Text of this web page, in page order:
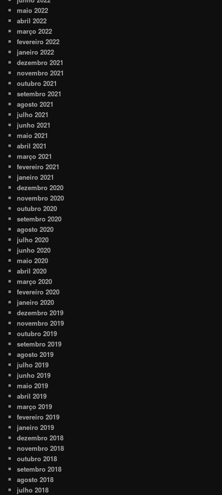
maio 2022
abril 2022
março 2022
fevereiro 2022
janeiro 2022
dezembro 2021
novembro 2021
outubro 2021
setembro 2021
agosto 2021
julho 2021
junho 2021
maio 2021
abril 2021
março 2021
fevereiro 2021
janeiro 2021
dezembro 2020
novembro 2020
outubro 2020
setembro 2020
agosto 2020
julho 2020
junho 2020
maio 2020
abril 2020
março 2020
fevereiro 2020
janeiro 2020
dezembro 2019
novembro 2019
outubro 2019
setembro 2019
agosto 2019
julho 2019
junho 2019
maio 2019
abril 2019
março 2019
fevereiro 2019
janeiro 2019
dezembro 2018
novembro 2018
outubro 2018
setembro 2018
agosto 2018
julho 2018